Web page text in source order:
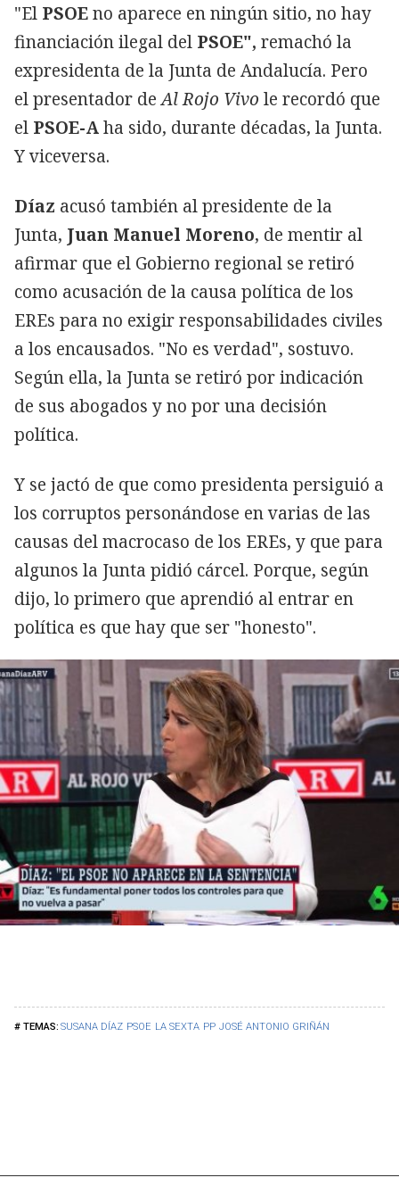
SUSANA DÍAZ PSOE LA SEXTA PP JOSÉ ANTONIO GRIÑÁN
"El PSOEno aparece en ningún sitio, no hay
financiación ilegal del PSOE", remachó la
expresidenta de la Junta de Andalucía. Pero
el presentador deAl Rojo Vivo le recordó que
el PSOE-Aha sido, durante décadas, la Junta.
Y viceversa.
Díaz acusó también al presidente de la
Junta, Juan Manuel Moreno, de mentir al
afirmar que el Gobierno regional se retiró
como acusación de la causa política de los
EREs para no exigir responsabilidades civiles
a los encausados. "No es verdad", sostuvo.
Según ella, la Junta se retiró por indicación
de sus abogados y no por una decisión
política.
Y se jactó de que como presidenta persiguió a
los corruptos personándose en varias de las
causas del macrocaso de los EREs, y que para
algunos la Junta pidió cárcel. Porque, según
dijo, lo primero que aprendió al entrar en
política es que hay que ser "honesto".